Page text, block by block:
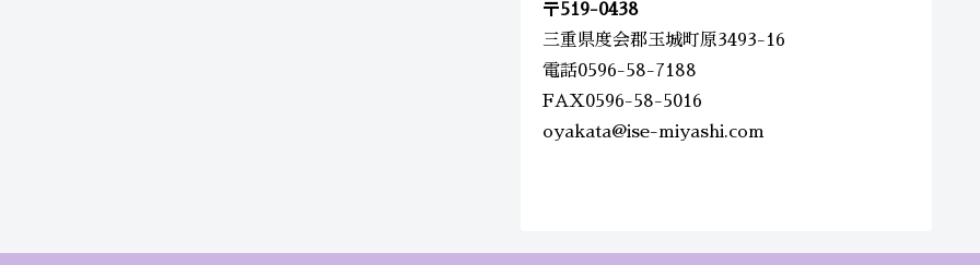
〒519-0438
三重県度会郡玉城町原3493-16
電話0596-58-7188
FAX0596-58-5016
oyakata@ise-miyashi.com